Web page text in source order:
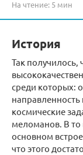
На чтение: 5 мин
История
Так получилось,
среди которых:
космические
меломанов. В то
основном
что этого